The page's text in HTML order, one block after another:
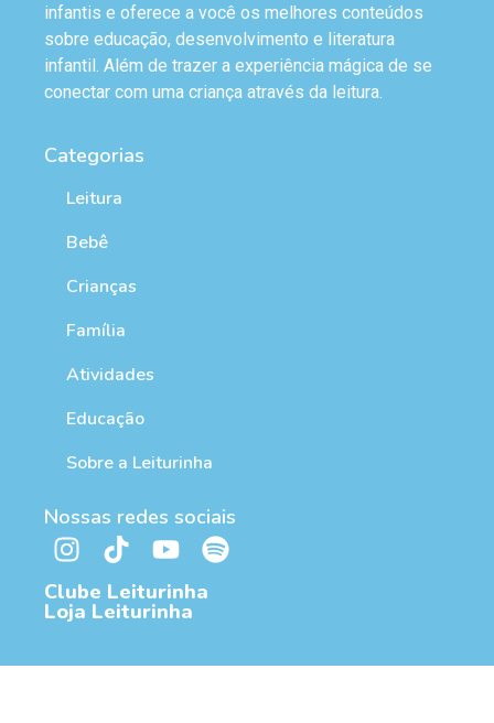
infantis e oferece a você os melhores conteúdos
sobre educação, desenvolvimento e literatura
infantil. Além de trazer a experiência mágica de se
conectar com uma criança através da leitura.
Categorias
Leitura
Bebê
Crianças
Família
Atividades
Educação
Sobre a Leiturinha
Nossas redes sociais
Clube Leiturinha
Loja Leiturinha